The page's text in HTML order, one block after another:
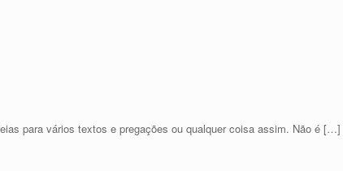
para vários textos e pregações ou qualquer coisa assim. Não é […]